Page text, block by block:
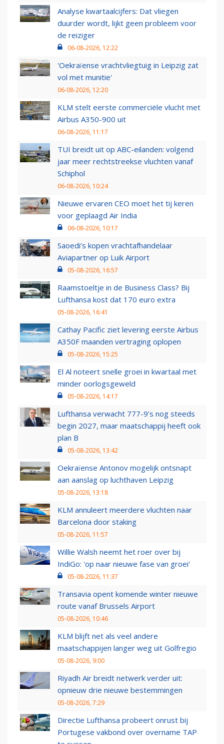
Analyse kwartaalcijfers: Dat vliegen
duurder wordt, lijkt geen probleem voor
de reiziger
06-08-2026, 12:22
'Oekraïense vrachtvliegtuig in Leipzig zat
vol met munitie'
06-08-2026, 12:20
KLM stelt eerste commerciële vlucht met
Airbus A350-900 uit
06-08-2026, 11:17
TUI breidt uit op ABC-eilanden: volgend
jaar meer rechtstreekse vluchten vanaf
Schiphol
06-08-2026, 10:24
Nieuwe ervaren CEO moet het tij keren
voor geplaagd Air India
06-08-2026, 10:17
Saoedi’s kopen vrachtafhandelaar
Aviapartner op Luik Airport
05-08-2026, 16:57
Raamstoeltje in de Business Class? Bij
Lufthansa kost dat 170 euro extra
05-08-2026, 16:41
Cathay Pacific ziet levering eerste Airbus
A350F maanden vertraging oplopen
05-08-2026, 15:25
El Al noteert snelle groei in kwartaal met
minder oorlogsgeweld
05-08-2026, 14:17
Lufthansa verwacht 777-9’s nog steeds
begin 2027, maar maatschappij heeft ook
plan B
05-08-2026, 13:42
Oekraïense Antonov mogelijk ontsnapt
aan aanslag op luchthaven Leipzig
05-08-2026, 13:18
KLM annuleert meerdere vluchten naar
Barcelona door staking
05-08-2026, 11:57
Willie Walsh neemt het roer over bij
IndiGo: 'op naar nieuwe fase van groei'
05-08-2026, 11:37
Transavia opent komende winter nieuwe
route vanaf Brussels Airport
05-08-2026, 10:46
KLM blijft net als veel andere
maatschappijen langer weg uit Golfregio
05-08-2026, 9:00
Riyadh Air breidt netwerk verder uit:
opnieuw drie nieuwe bestemmingen
05-08-2026, 7:29
Directie Lufthansa probeert onrust bij
Portugese vakbond over overname TAP